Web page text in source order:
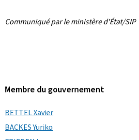
Communiqué par le ministère d'État/SIP
Membre du gouvernement
BETTEL Xavier
BACKES Yuriko